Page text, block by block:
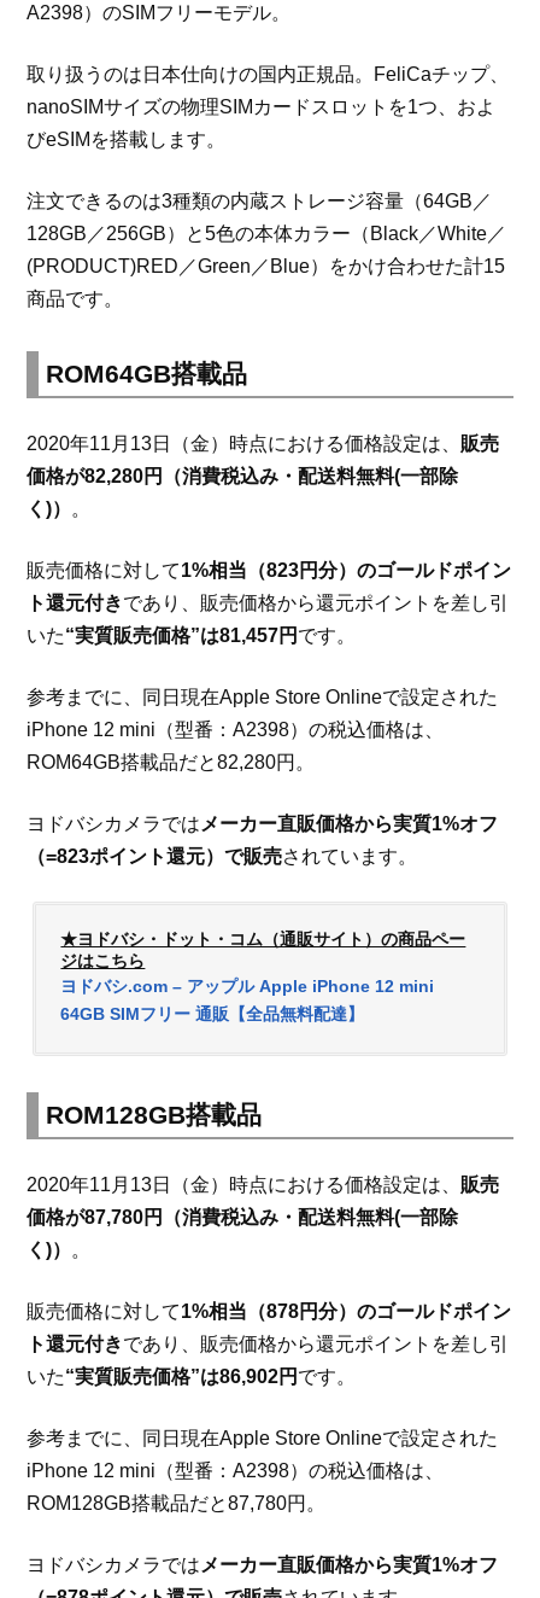
A2398）のSIMフリーモデル。
取り扱うのは日本仕向けの国内正規品。FeliCaチップ、
nanoSIMサイズの物理SIMカードスロットを1つ、およ
びeSIMを搭載します。
注文できるのは3種類の内蔵ストレージ容量（64GB／
128GB／256GB）と5色の本体カラー（Black／White／
(PRODUCT)RED／Green／Blue）をかけ合わせた計15
商品です。
ROM64GB搭載品
2020年11月13日（金）時点における価格設定は、 販売
価格が82,280円（消費税込み・配送料無料(一部除
く)） 。
販売価格に対して1%相当（823円分）のゴールドポイン
ト還元付きであり、販売価格から還元ポイントを差し引
いた“実質販売価格”は81,457円 です。
参考までに、同日現在Apple Store Onlineで設定された
iPhone 12 mini（型番：A2398）の税込価格は、
ROM64GB搭載品だと82,280円。
ヨドバシカメラでは メーカー直販価格から実質1%オフ
（=823ポイント還元）で販売されています。
★ヨドバシ・ドット・コム（通販サイト）の商品ペー
ジはこちら
ヨドバシ.com – アップル Apple iPhone 12 mini
64GB SIMフリー 通販【全品無料配達】
ROM128GB搭載品
2020年11月13日（金）時点における価格設定は、 販売
価格が87,780円（消費税込み・配送料無料(一部除
く)） 。
販売価格に対して1%相当（878円分）のゴールドポイン
ト還元付きであり、販売価格から還元ポイントを差し引
いた“実質販売価格”は86,902円 です。
参考までに、同日現在Apple Store Onlineで設定された
iPhone 12 mini（型番：A2398）の税込価格は、
ROM128GB搭載品だと87,780円。
ヨドバシカメラでは メーカー直販価格から実質1%オフ